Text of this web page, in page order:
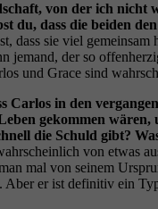
von der ich nicht
du, dass die beiden
dass sie viel
jemand, der so
und Grace sind
Carlos in den
gekommen
die Schuld gibt?
von etwas
mal von seinem
Aber er ist definitiv ein